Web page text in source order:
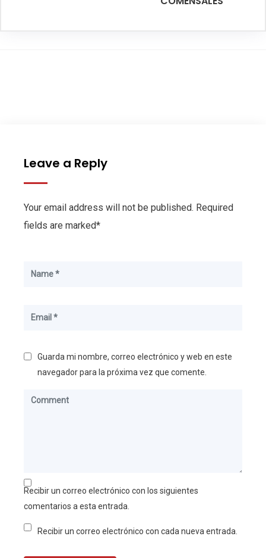
Leave a Reply
Your email address will not be published. Required
fields are marked*
Guarda mi nombre, correo electrónico y web en este
navegador para la próxima vez que comente.
Recibir un correo electrónico con los siguientes
comentarios a esta entrada.
Recibir un correo electrónico con cada nueva entrada.